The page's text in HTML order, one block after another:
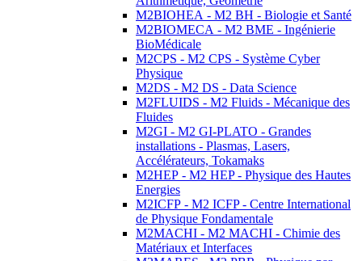
M2BIOHEA - M2 BH - Biologie et Santé
M2BIOMECA - M2 BME - Ingénierie
BioMédicale
M2CPS - M2 CPS - Système Cyber
Physique
M2DS - M2 DS - Data Science
M2FLUIDS - M2 Fluids - Mécanique des
Fluides
M2GI - M2 GI-PLATO - Grandes
installations - Plasmas, Lasers,
Accélérateurs, Tokamaks
M2HEP - M2 HEP - Physique des Hautes
Energies
M2ICFP - M2 ICFP - Centre International
de Physique Fondamentale
M2MACHI - M2 MACHI - Chimie des
Matériaux et Interfaces